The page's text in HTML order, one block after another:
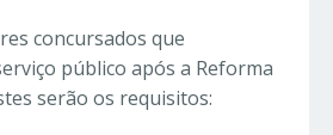
concursados que
público após a Reforma
serão os requisitos: